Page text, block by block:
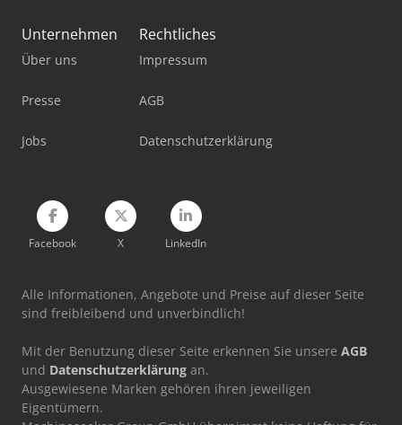
Trafo 20 Kv
Werkzeug-Einstell- Und Messgerät
Unternehmen
Über uns
Presse
Jobs
Rechtliches
Impressum
AGB
Datenschutzerklärung
Facebook X LinkedIn
Alle Informationen, Angebote und Preise auf dieser Seite
sind freibleibend und unverbindlich!
Mit der Benutzung dieser Seite erkennen Sie unsere AGB
und Datenschutzerklärung an.
Ausgewiesene Marken gehören ihren jeweiligen
Eigentümern.